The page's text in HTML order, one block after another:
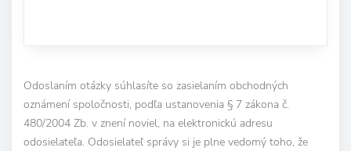
Odoslaním otázky súhlasíte so zasielaním obchodných
oznámení spoločnosti, podľa ustanovenia § 7 zákona č.
480/2004 Zb. v znení noviel, na elektronickú adresu
odosielateľa. Odosielateľ správy si je plne vedomý toho, že